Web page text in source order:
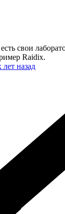
свои
Raidix.
лет назад